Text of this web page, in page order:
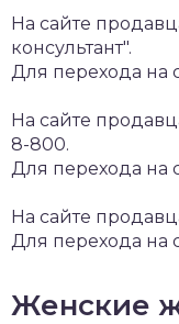
На сайте
консультант".
Для перехода на
На сайте
8-800.
Для перехода на
На сайте
Для перехода на
Женские